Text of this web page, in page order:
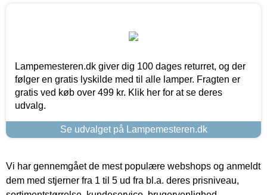
Lampemesteren.dk giver dig 100 dages returret, og der
følger en gratis lyskilde med til alle lamper. Fragten er
gratis ved køb over 499 kr. Klik her for at se deres
udvalg.
Se udvalget på Lampemesteren.dk
Vi har gennemgået de mest populære webshops og anmeldt
dem med stjerner fra 1 til 5 ud fra bl.a. deres prisniveau,